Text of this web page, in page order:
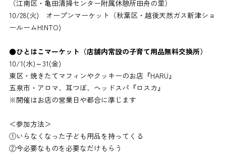
（江南区・亀田清掃センター附属休憩所田舟の里）
10/28(火) オープンマーケット（秋葉区・越後天然ガス新津ショ
ールームH!NTO)
●ひとはこマーケット（店舗内常設の子育て用品無料交換所）
10/1(水)～31(金)
東区・焼きたてマフィンやクッキーのお店『HARU』
五泉市・アロマ、耳つぼ、ヘッドスパ『ロスカ』
※開催はお店の営業日や都合に準じます
＜参加方法＞
①いらなくなった子ども用品を持ってくる
②今必要なものを必要なだけもらう